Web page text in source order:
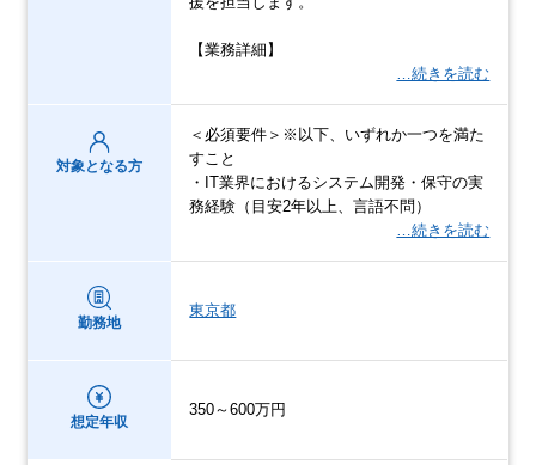
【業務詳細】
…続きを読む
対象となる方
＜必須要件＞※以下、いずれか一つを満た
すこと
・IT業界におけるシステム開発・保守の実
務経験（目安2年以上、言語不問）
…続きを読む
勤務地
東京都
想定年収
350～600万円